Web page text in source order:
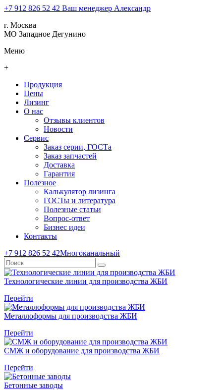
+7 912 826 52 42 Ваш менеджер Александр
г. Москва
МО Западное Дегунино
Меню
+
Продукция
Цены
Лизинг
О нас
Отзывы клиентов
Новости
Сервис
Заказ серии, ГОСТа
Заказ запчастей
Доставка
Гарантия
Полезное
Калькулятор лизинга
ГОСТы и литература
Полезные статьи
Вопрос-ответ
Бизнес идеи
Контакты
+7 912 826 52 42Многоканальный
Технологические линии для производства ЖБИ
Перейти
Металлоформы для производства ЖБИ
Перейти
СМЖ и оборудование для производства ЖБИ
Перейти
Бетонные заводы